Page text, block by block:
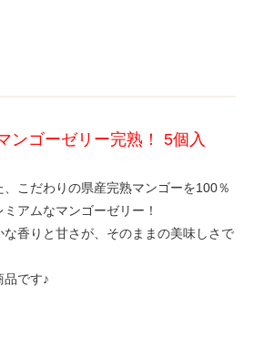
ンゴーゼリー完熟！ 5個入
こだわりの県産完熟マンゴーを100％
アムなマンゴーゼリー！
香りと甘さが、そのままの美味しさで
品です♪